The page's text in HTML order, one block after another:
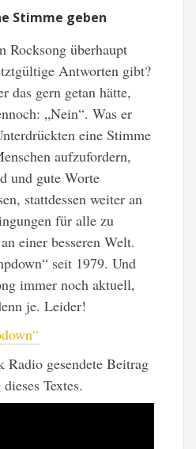
Stimme geben
Rocksong überhaupt
Antworten gibt?
das gern getan hätte,
„Nein“. Was er
eine Stimme
aufzufordern,
und gute Worte
stattdessen weiter an
für alle zu
einer besseren Welt.
seit 1979. Und
immer noch aktuell,
je. Leider!
Radio gesendete Beitrag
Textes.